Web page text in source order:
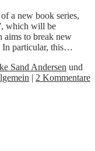
a new book series,
which will be
aims to break new
In particular, this…
Sand Andersen und
| 2 Kommentare